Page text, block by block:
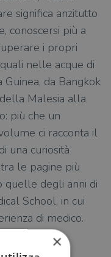
significa anzitutto
conoscersi più a
i propri
nelle acque di
da Bangkok
Malesia alla
più che un
ci racconta il
una curiosità
le pagine più
quelle degli anni di
School, in cui
di medico.
×